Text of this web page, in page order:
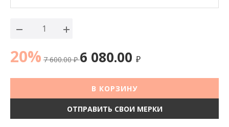
20% 7 600.00₽ 6 080.00 ₽
В КОРЗИНУ
ОТПРАВИТЬ СВОИ МЕРКИ